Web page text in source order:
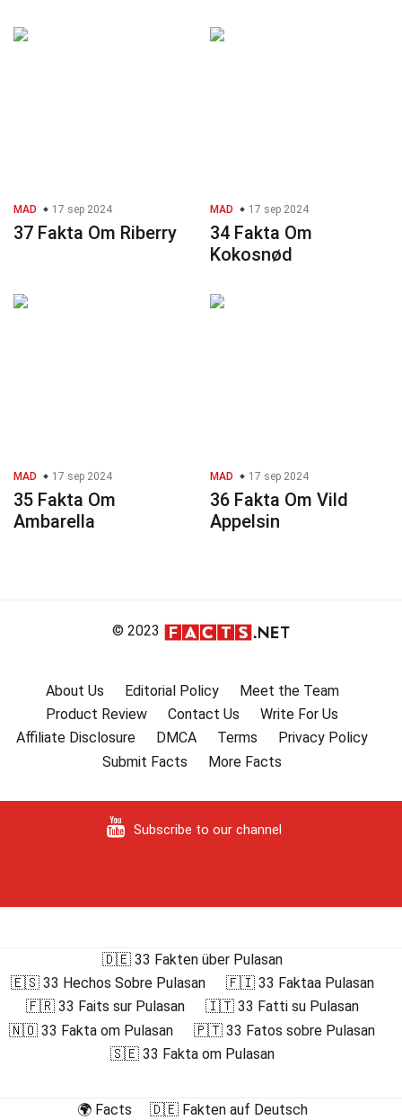
MAD 17 sep 2024
37 Fakta Om Riberry
MAD 17 sep 2024
34 Fakta Om
Kokosnød
MAD 17 sep 2024
35 Fakta Om
Ambarella
MAD 17 sep 2024
36 Fakta Om Vild
Appelsin
© 2023
About Us Editorial Policy
Meet the Team
Product Review
Contact Us
Write For Us
Affiliate Disclosure
DMCA Terms
Privacy Policy
Submit Facts
More Facts
Subscribe to our channel
🇩🇪 33 Fakten über Pulasan
🇪🇸 33 Hechos Sobre Pulasan
🇫🇮 33 Faktaa Pulasan
🇫🇷 33 Faits sur Pulasan
🇮🇹 33 Fatti su Pulasan
🇳🇴 33 Fakta om Pulasan
🇵🇹 33 Fatos sobre Pulasan
🇸🇪 33 Fakta om Pulasan
🌍 Facts 🇩🇪 Fakten auf Deutsch